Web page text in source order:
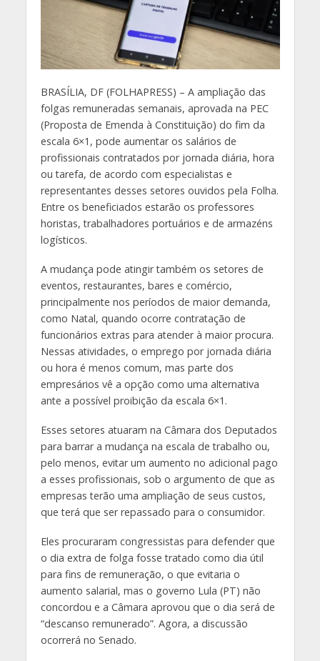
BRASÍLIA, DF (FOLHAPRESS) – A ampliação das
folgas remuneradas semanais, aprovada na PEC
(Proposta de Emenda à Constituição) do fim da
escala 6×1, pode aumentar os salários de
profissionais contratados por jornada diária, hora
ou tarefa, de acordo com especialistas e
representantes desses setores ouvidos pela Folha.
Entre os beneficiados estarão os professores
horistas, trabalhadores portuários e de armazéns
logísticos.
A mudança pode atingir também os setores de
eventos, restaurantes, bares e comércio,
principalmente nos períodos de maior demanda,
como Natal, quando ocorre contratação de
funcionários extras para atender à maior procura.
Nessas atividades, o emprego por jornada diária
ou hora é menos comum, mas parte dos
empresários vê a opção como uma alternativa
ante a possível proibição da escala 6×1.
Esses setores atuaram na Câmara dos Deputados
para barrar a mudança na escala de trabalho ou,
pelo menos, evitar um aumento no adicional pago
a esses profissionais, sob o argumento de que as
empresas terão uma ampliação de seus custos,
que terá que ser repassado para o consumidor.
Eles procuraram congressistas para defender que
o dia extra de folga fosse tratado como dia útil
para fins de remuneração, o que evitaria o
aumento salarial, mas o governo Lula (PT) não
concordou e a Câmara aprovou que o dia será de
“descanso remunerado”. Agora, a discussão
ocorrerá no Senado.